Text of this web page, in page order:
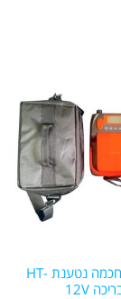
משאבת אוויר חכמה נטענת HT-